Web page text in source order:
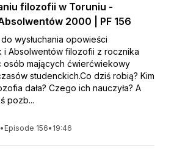
filozofii w Toruniu -
2000 | PF 156
wysłuchania opowieści
i Absolwentów filozofii z rocznika
osób mających ćwierćwiekowy
studenckich.Co dziś robią? Kim
dała? Czego ich nauczyła? A
pozb...
• Episode 156• 19:46